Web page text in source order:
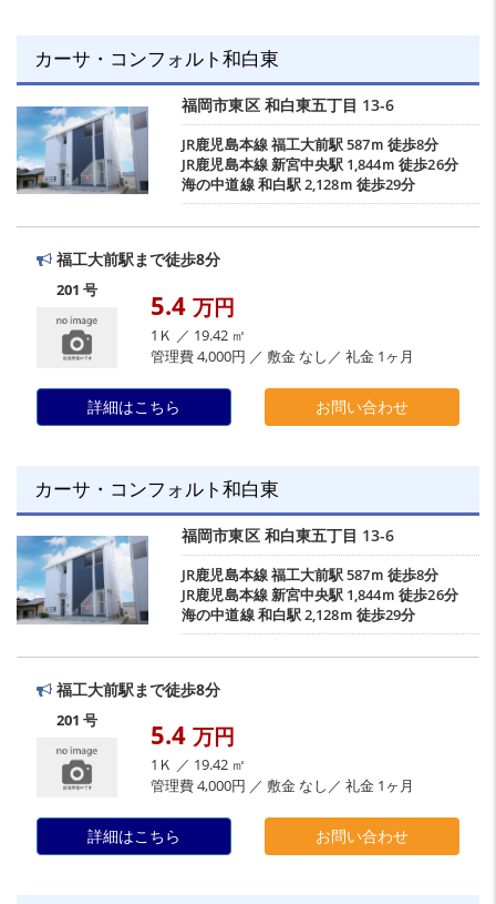
カーサ・コンフォルト和白東
福岡市東区 和白東五丁目 13-6
JR鹿児島本線福工大前駅587ｍ 徒歩8分
JR鹿児島本線新宮中央駅1,844ｍ 徒歩26分
海の中道線和白駅2,128ｍ 徒歩29分
福工大前駅まで徒歩8分
201 号 5.4 万円
1Ｋ ／ 19.42 ㎡
管理費 4,000円 ／ 敷金 なし／ 礼金 1ヶ月
詳細はこちら お問い合わせ
カーサ・コンフォルト和白東
福岡市東区 和白東五丁目 13-6
JR鹿児島本線福工大前駅587ｍ 徒歩8分
JR鹿児島本線新宮中央駅1,844ｍ 徒歩26分
海の中道線和白駅2,128ｍ 徒歩29分
福工大前駅まで徒歩8分
201 号 5.4 万円
1Ｋ ／ 19.42 ㎡
管理費 4,000円 ／ 敷金 なし／ 礼金 1ヶ月
詳細はこちら お問い合わせ